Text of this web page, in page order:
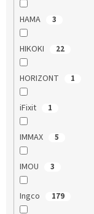
HAMA 3
HIKOKI 22
HORIZONT 1
iFixit 1
IMMAX 5
IMOU 3
Ingco 179